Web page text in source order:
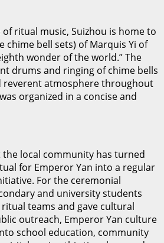
ritual music, Suizhou is home to
chime bell sets) of Marquis Yi of
wonder of the world.” The
drums and ringing of chime bells
reverent atmosphere throughout
organized in a concise and
local community has turned
for Emperor Yan into a regular
For the ceremonial
and university students
teams and gave cultural
outreach, Emperor Yan culture
school education, community